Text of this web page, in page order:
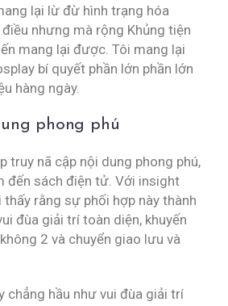
lại lừ đừ hình trạng hóa
nhưng mà rộng Khủng tiện
mang lại được. Tôi mang lại
bí quyết phần lớn phần lớn
hàng ngày.
phong phú
truy nã cập nội dung phong phú,
đến sách điện tử. Với insight
thấy rằng sự phối hợp này thành
đùa giải trí toàn diện, khuyến
2 và chuyển giao lưu và
chẳng hầu như vui đùa giải trí